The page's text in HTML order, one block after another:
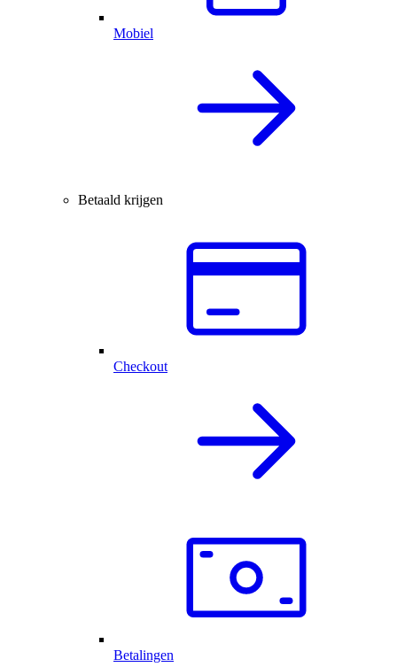
Mobiel
Betaald krijgen
Checkout
Betalingen